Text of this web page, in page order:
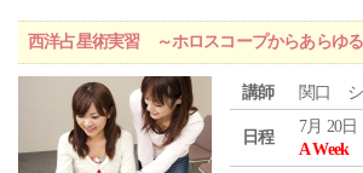
西洋占星術実習 ～ホロスコープからあらゆ
講師 関口 シ
日程
7月 20日
A Week